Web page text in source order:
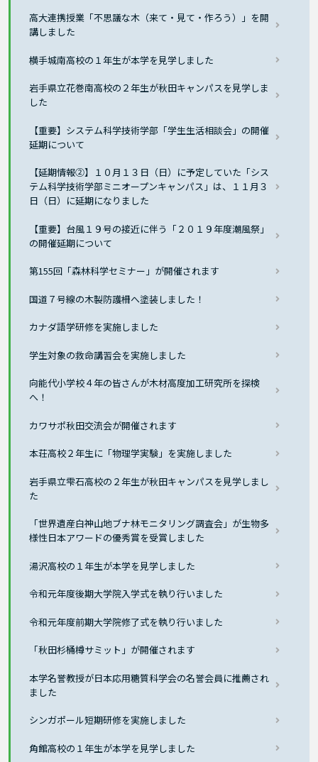
高大連携授業「不思議な木（来て・見て・作ろう）」を開
講しました
横手城南高校の１年生が本学を見学しました
岩手県立花巻南高校の２年生が秋田キャンパスを見学しま
した
【重要】システム科学技術学部「学生生活相談会」の開催
延期について
【延期情報②】１０月１３日（日）に予定していた「シス
テム科学技術学部ミニオープンキャンパス」は、１１月３
日（日）に延期になりました
【重要】台風１９号の接近に伴う「２０１９年度潮風祭」
の開催延期について
第155回「森林科学セミナー」が開催されます
国道７号線の木製防護柵へ塗装しました！
カナダ語学研修を実施しました
学生対象の救命講習会を実施しました
向能代小学校４年の皆さんが木材高度加工研究所を探検
へ！
カワサポ秋田交流会が開催されます
本荘高校２年生に「物理学実験」を実施しました
岩手県立雫石高校の２年生が秋田キャンパスを見学しまし
た
「世界遺産白神山地ブナ林モニタリング調査会」が生物多
様性日本アワードの優秀賞を受賞しました
湯沢高校の１年生が本学を見学しました
令和元年度後期大学院入学式を執り行いました
令和元年度前期大学院修了式を執り行いました
「秋田杉桶樽サミット」が開催されます
本学名誉教授が日本応用糖質科学会の名誉会員に推薦され
ました
シンガポール短期研修を実施しました
角館高校の１年生が本学を見学しました